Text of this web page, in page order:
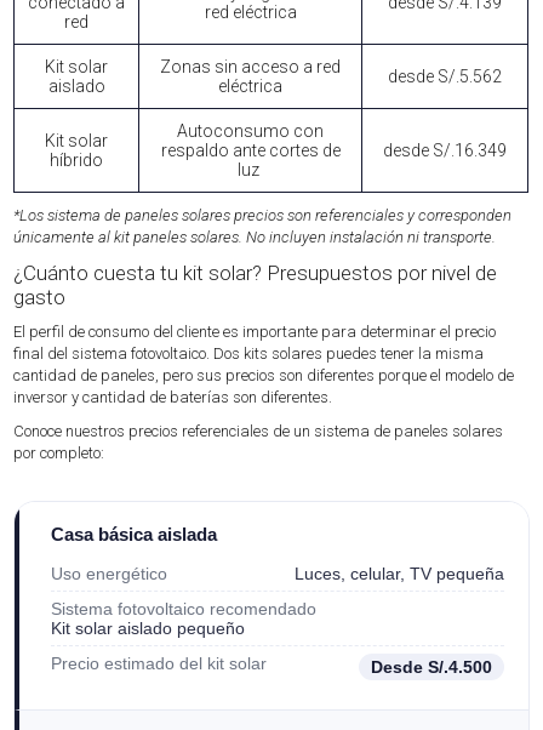
red
red eléctrica
Kit solar
aislado
Zonas sin acceso a red
eléctrica
desde S/.5.562
Kit solar
híbrido
Autoconsumo con
respaldo ante cortes de
luz
desde S/.16.349
*Los sistema de paneles solares precios son referenciales y corresponden
únicamente al kit paneles solares. No incluyen instalación ni transporte.
¿Cuánto cuesta tu kit solar? Presupuestos por nivel de
gasto
El perfil de consumo del cliente es importante para determinar el precio
final del sistema fotovoltaico. Dos kits solares puedes tener la misma
cantidad de paneles, pero sus precios son diferentes porque el modelo de
inversor y cantidad de baterías son diferentes.
Conoce nuestros precios referenciales de un sistema de paneles solares
por completo:
Casa básica aislada
Uso energético
Luces, celular, TV pequeña
Sistema fotovoltaico recomendado
Kit solar aislado pequeño
Precio estimado del kit solar
Desde S/.4.500